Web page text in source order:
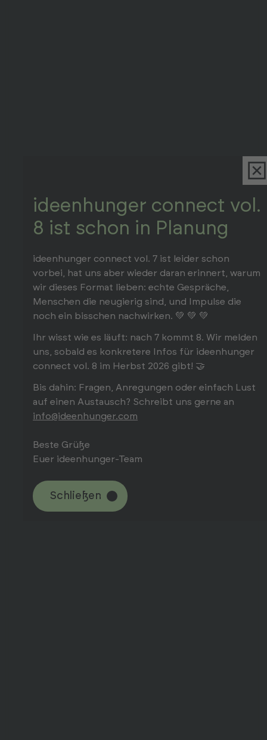
ideenhunger connect vol.
8 ist schon in Planung
ideenhunger connect vol. 7 ist leider schon
vorbei, hat uns aber wieder daran erinnert, warum
wir dieses Format lieben: echte Gespräche,
Menschen die neugierig sind, und Impulse die
noch ein bisschen nachwirken. 💚 💚 💚
Ihr wisst wie es läuft: nach 7 kommt 8. Wir melden
uns, sobald es konkretere Infos für ideenhunger
connect vol. 8 im Herbst 2026 gibt! 🤝
Bis dahin: Fragen, Anregungen oder einfach Lust
auf einen Austausch? Schreibt uns gerne an
info@ideenhunger.com
Beste Grüße
Euer ideenhunger-Team
Schließen
Schließen